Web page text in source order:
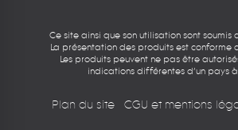
Ce site ainsi que son utilisation sont soumis
La présentation des produits est conforme
Les produits peuvent ne pas être
indications différentes d’un pays à
Plan du site CGU et mentions